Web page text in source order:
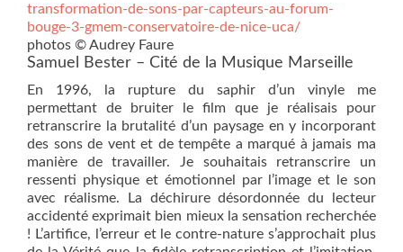
transformation-de-sons-par-capteurs-au-forum-
bouge-3-gmem-conservatoire-de-nice-uca/
photos © Audrey Faure
Samuel Bester – Cité de la Musique Marseille
En 1996, la rupture du saphir d’un vinyle me
permettant de bruiter le film que je réalisais pour
retranscrire la brutalité d’un paysage en y incorporant
des sons de vent et de tempête a marqué à jamais ma
manière de travailler. Je souhaitais retranscrire un
ressenti physique et émotionnel par l’image et le son
avec réalisme. La déchirure désordonnée du lecteur
accidenté exprimait bien mieux la sensation recherchée
! L’artifice, l’erreur et le contre-nature s’approchait plus